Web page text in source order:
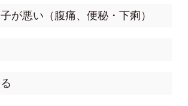
が悪い（腹痛、便秘・下痢）